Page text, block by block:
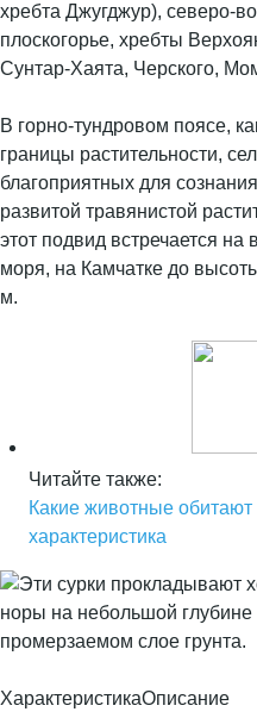
хребта Джугджур), северо-
плоскогорье, хребты
Сунтар-Хаята, Черского,
В горно-тундровом поясе,
границы растительности,
благоприятных для
развитой травянистой
этот подвид встречается
моря, на Камчатке до
м.
Читайте также:
Какие животные
характеристика
ХарактеристикаОписание